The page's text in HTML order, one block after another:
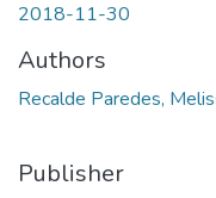
2018-11-30
Authors
Recalde Paredes,
Publisher